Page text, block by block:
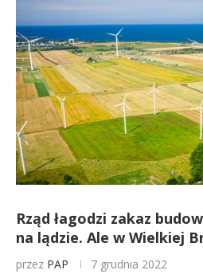
Rząd łagodzi zakaz
na lądzie. Ale w Wielkiej
przez PAP 7 grudnia 2022